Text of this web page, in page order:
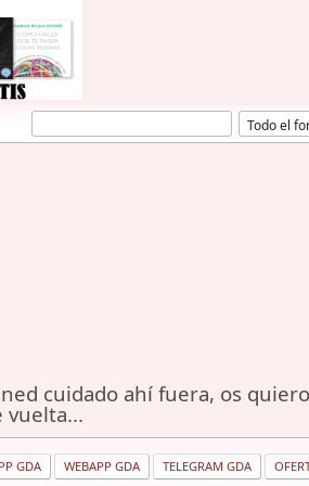
cuidado ahí fuera, os
vuelta...
GDA WEBAPP GDA TELEGRAM GDA